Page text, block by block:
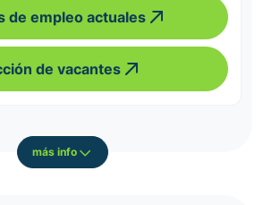
de empleo actuales
de vacantes
más info